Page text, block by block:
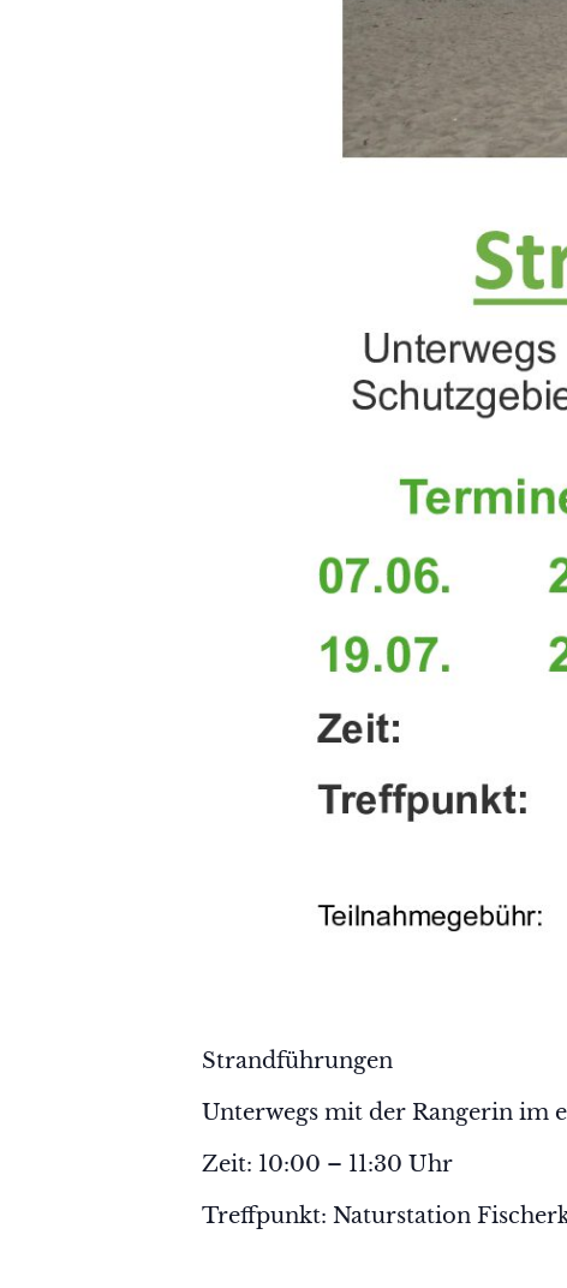
Strandführungen
Unterwegs mit der Rangerin im
Zeit: 10:00 – 11:30 Uhr
Treffpunkt: Naturstation